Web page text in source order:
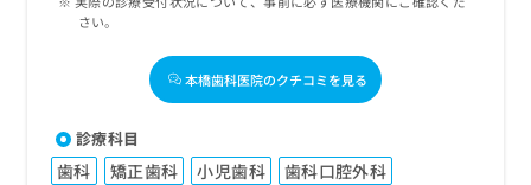
さい。
本橋歯科医院のクチコミを見る
診療科目
歯科 矯正歯科 小児歯科 歯科口腔外科